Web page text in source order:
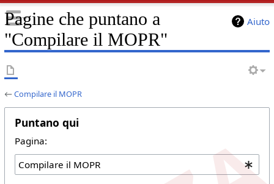
Aiuto
Pagine che puntano a
"Compilare il MOPR"
←Compilare il MOPR
Puntano qui
Pagina: